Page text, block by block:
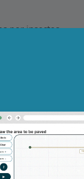
por insectos.
una amplia